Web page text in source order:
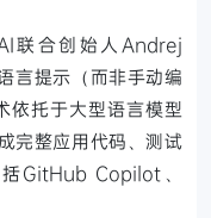
联合创始人Andrej
言提示（而非手动编
依托于大型语言模型
完整应用代码、测试
GitHub Copilot、